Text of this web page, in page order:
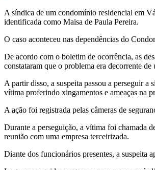
A síndica de um condomínio residencial em
identificada como Maisa de Paula Pereira.
O caso aconteceu nas dependências do
De acordo com o boletim de ocorrência, as
constataram que o problema era decorrente
A partir disso, a suspeita passou a perseguir
vítima proferindo xingamentos e ameaças na
A ação foi registrada pelas câmeras de
Durante a perseguição, a vítima foi chamada
reunião com uma empresa terceirizada.
Diante dos funcionários presentes, a suspeita